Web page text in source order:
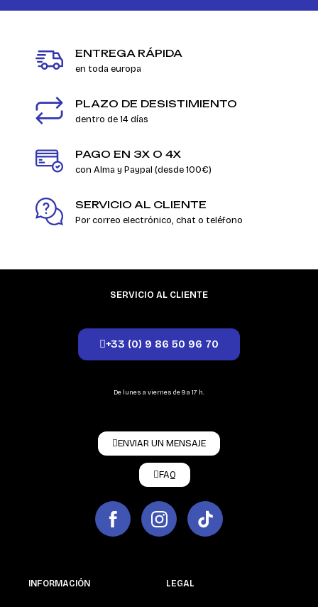
ENTREGA RÁPIDA
en toda europa
PLAZO DE DESISTIMIENTO
dentro de 14 días
PAGO EN 3X O 4X
con Alma y Paypal (desde 100€)
SERVICIO AL CLIENTE
Por correo electrónico, chat o teléfono
SERVICIO AL CLIENTE
+33 (0) 9 86 50 96 70
De lunes a viernes de 9 a 17 h.
ENVIAR UN MENSAJE
FAQ
INFORMACIÓN LEGAL